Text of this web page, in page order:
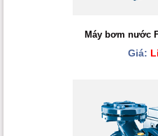
Máy bơm nước
Giá: